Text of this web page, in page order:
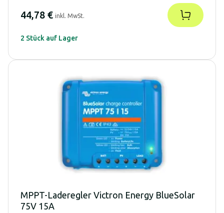
44,78 € inkl. MwSt.
2 Stück auf Lager
MPPT-Laderegler Victron Energy BlueSolar
75V 15A